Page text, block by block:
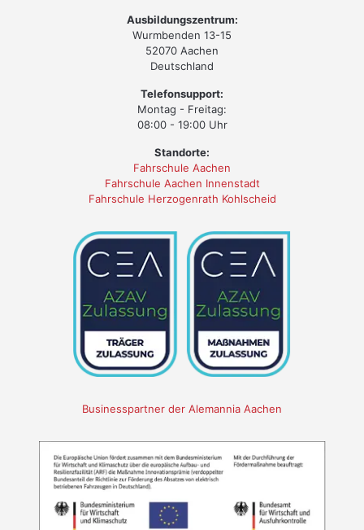
Ausbildungszentrum:
Wurmbenden 13-15
52070 Aachen
Deutschland
Telefonsupport:
Montag - Freitag:
08:00 - 19:00 Uhr
Standorte:
Fahrschule Aachen
Fahrschule Aachen Innenstadt
Fahrschule Herzogenrath Kohlscheid
Businesspartner der Alemannia Aachen